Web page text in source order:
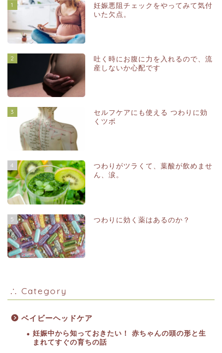
1
妊娠悪阻チェックをやってみて気付
いた欠点。
2
吐く時にお腹に力を入れるので、流
産しないか心配です
3
セルフケアにも使える つわりに効
くツボ
4
つわりがツラくて、葉酸が飲めませ
ん、涙。
5 つわりに効く薬はあるのか？
∴ Category
ベイビーヘッドケア
妊娠中から知っておきたい！ 赤ちゃんの頭の形と生
まれてすぐの育ちの話